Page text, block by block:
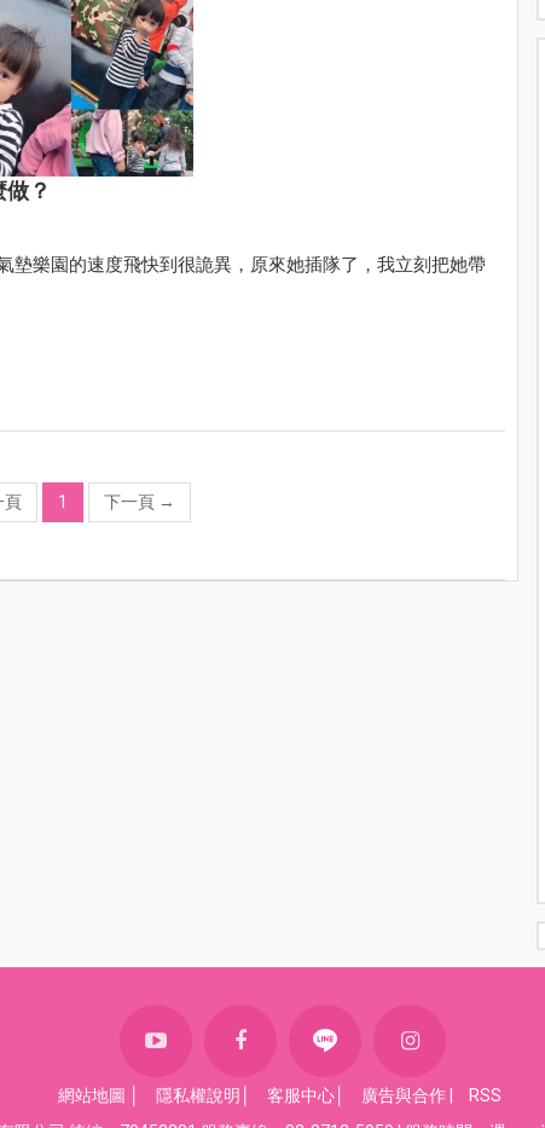
？
墊樂園的速度飛快到很詭異，原來她插隊了，我立刻把她帶
頁 1 下一頁 →
網站地圖 隱私權說明 客服中心 廣告與合作
RSS